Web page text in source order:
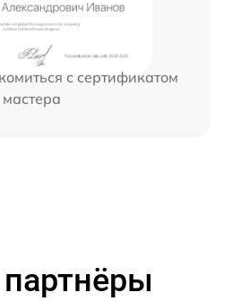
с сертификатом
мастера